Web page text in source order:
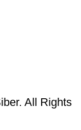
All Rights